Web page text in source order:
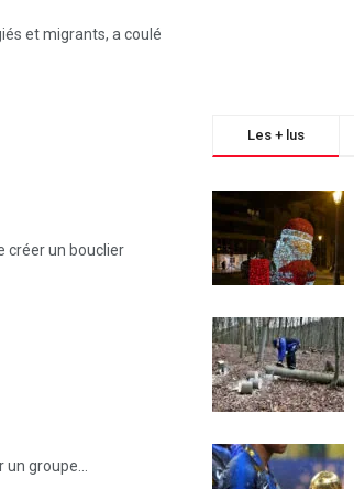
et migrants, a coulé
créer un bouclier
groupe...
Les + lus